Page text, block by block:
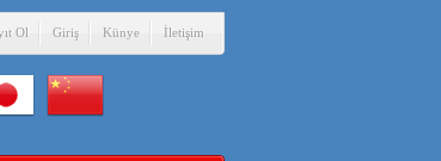
Ol Giriş Künye İletişim